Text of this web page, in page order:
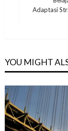
Adaptasi
YOU MIGHT